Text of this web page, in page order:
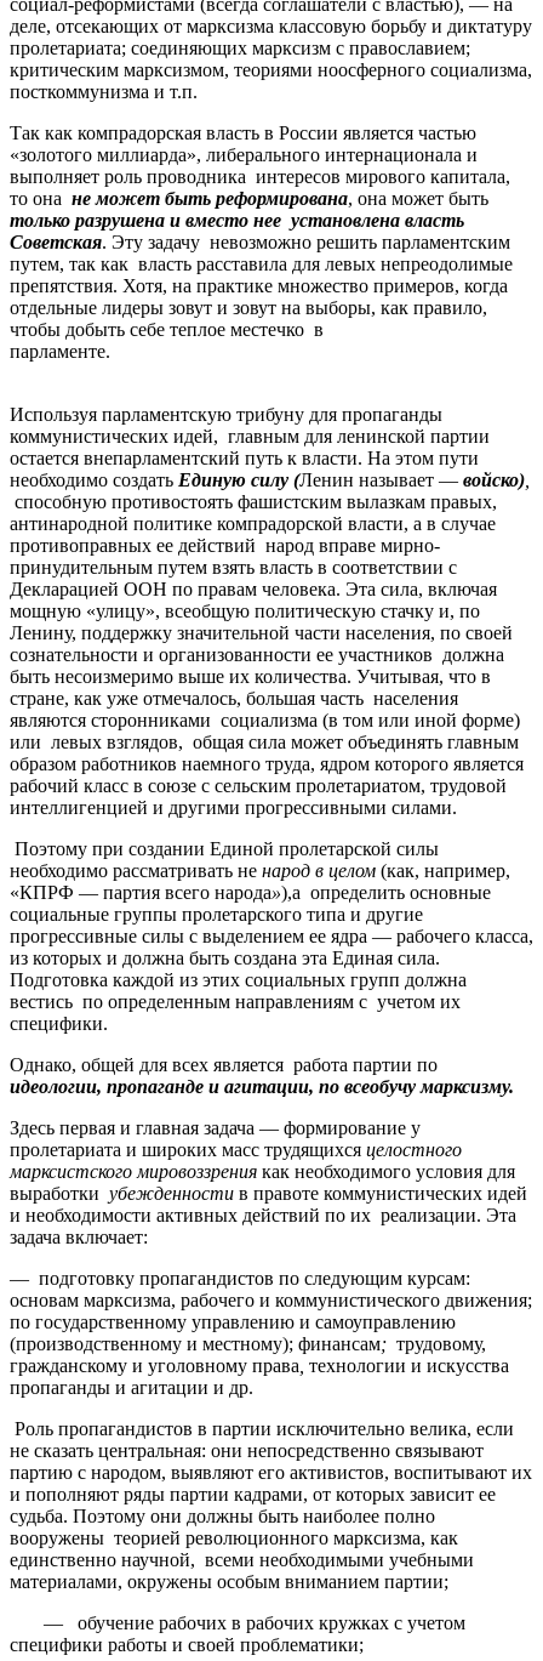
деле, отсекающих от марксизма классовую борьбу и диктатуру
пролетариата; соединяющих марксизм с православием;
критическим марксизмом, теориями ноосферного социализма,
посткоммунизма и т.п.
Так как компрадорская власть в России является частью
«золотого миллиарда», либерального интернационала и
выполняет роль проводника интересов мирового капитала,
то она не может быть реформирована, она может быть
только разрушена и вместо нее установлена власть
Советская. Эту задачу невозможно решить парламентским
путем, так как власть расставила для левых непреодолимые
препятствия. Хотя, на практике множество примеров, когда
отдельные лидеры зовут и зовут на выборы, как правило,
чтобы добыть себе теплое местечко в
Используя парламентскую трибуну для пропаганды
коммунистических идей, главным для ленинской партии
остается внепарламентский путь к власти. На этом пути
необходимо создать Единую силу (Ленин называет — войско)
способную противостоять фашистским вылазкам правых,
антинародной политике компрадорской власти, а в случае
противоправных ее действий народ вправе мирно-
принудительным путем взять власть в соответствии с
Декларацией ООН по правам человека. Эта сила, включая
мощную «улицу», всеобщую политическую стачку и, по
Ленину, поддержку значительной части населения, по своей
сознательности и организованности ее участников должна
быть несоизмеримо выше их количества. Учитывая, что в
стране, как уже отмечалось, большая часть населения
являются сторонниками социализма (в том или иной форме)
или левых взглядов, общая сила может объединять главным
образом работников наемного труда, ядром которого является
рабочий класс в союзе с сельским пролетариатом, трудовой
интеллигенцией и другими прогрессивными силами.
Поэтому при создании Единой пролетарской силы
необходимо рассматривать не народ в целом (как, например,
«КПРФ — партия всего народа»),а определить основные
социальные группы пролетарского типа и другие
прогрессивные силы с выделением ее ядра — рабочего класса,
из которых и должна быть создана эта Единая сила.
Подготовка каждой из этих социальных групп должна
вестись по определенным направлениям с учетом их
специфики.
Однако, общей для всех является работа партии по
идеологии, пропаганде и агитации, по всеобучу марксизму.
Здесь первая и главная задача — формирование у
пролетариата и широких масс трудящихся целостного
марксистского мировоззрения как необходимого условия для
выработки убежденности в правоте коммунистических идей
и необходимости активных действий по их реализации. Эта
задача включает:
— подготовку пропагандистов по следующим курсам:
основам марксизма, рабочего и коммунистического движения;
по государственному управлению и самоуправлению
(производственному и местному); финансам; трудовому,
гражданскому и уголовному права технологии и искусства
пропаганды и агитации и др.
Роль пропагандистов в партии исключительно велика, если
не сказать центральная: они непосредственно связывают
партию с народом, выявляют его активистов, воспитывают их
и пополняют ряды партии кадрами, от которых зависит ее
судьба. Поэтому они должны быть наиболее полно
вооружены теорией революционного марксизма, как
единственно научной, всеми необходимыми учебными
материалами, окружены особым вниманием партии;
— обучение рабочих в рабочих кружках с учетом
специфики работы и своей проблематики;